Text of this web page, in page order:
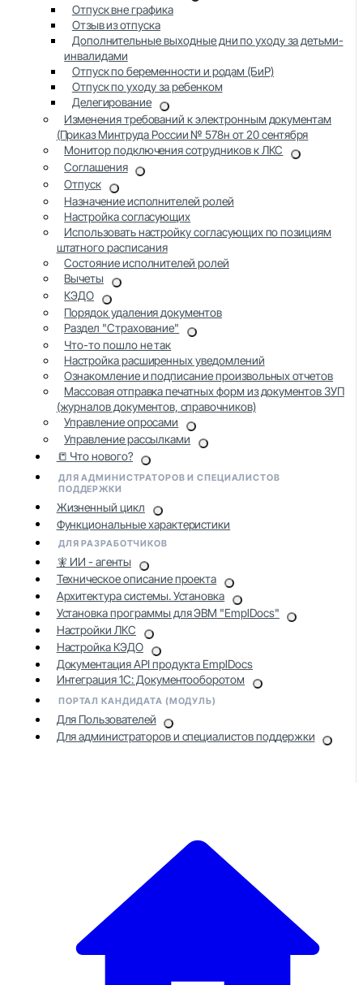
Отпуск вне графика
Отзыв из отпуска
Дополнительные выходные дни по уходу за детьми-
инвалидами
Отпуск по беременности и родам (БиР)
Отпуск по уходу за ребенком
Делегирование
Изменения требований к электронным документам
(Приказ Минтруда России № 578н от 20 сентября
Монитор подключения сотрудников к ЛКС
Соглашения
Отпуск
Назначение исполнителей ролей
Настройка согласующих
Использовать настройку согласующих по позициям
штатного расписания
Состояние исполнителей ролей
Вычеты
КЭДО
Порядок удаления документов
Раздел "Страхование"
Что-то пошло не так
Настройка расширенных уведомлений
Ознакомление и подписание произвольных отчетов
Массовая отправка печатных форм из документов ЗУП
(журналов документов, справочников)
Управление опросами
Управление рассылками
📒 Что нового?
ДЛЯ АДМИНИСТРАТОРОВ И СПЕЦИАЛИСТОВ
ПОДДЕРЖКИ
Жизненный цикл
Функциональные характеристики
ДЛЯ РАЗРАБОТЧИКОВ
🧚 ИИ - агенты
Техническое описание проекта
Архитектура системы. Установка
Установка программы для ЭВМ "EmplDocs"
Настройки ЛКС
Настройка КЭДО
Документация API продукта EmplDocs
Интеграция 1С: Документооборотом
ПОРТАЛ КАНДИДАТА (МОДУЛЬ)
Для Пользователей
Для администраторов и специалистов поддержки